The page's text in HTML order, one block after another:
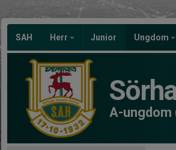
SAH Herr Junior Ungdom
A-ungdom